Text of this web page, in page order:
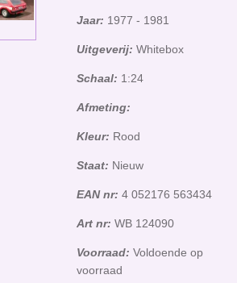
Jaar: 1977 - 1981
Uitgeverij: Whitebox
Schaal: 1:24
Afmeting:
Kleur: Rood
Staat: Nieuw
EAN nr: 4 052176 563434
Art nr: WB 124090
Voorraad: Voldoende op
voorraad